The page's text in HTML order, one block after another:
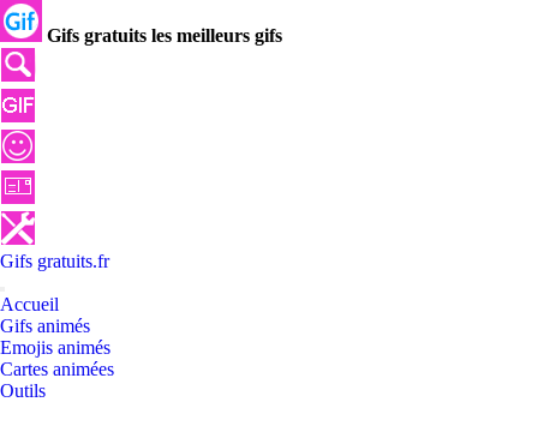
Gifs gratuits les meilleurs gifs
Gifs gratuits.fr
Accueil
Gifs animés
Emojis animés
Cartes animées
Outils